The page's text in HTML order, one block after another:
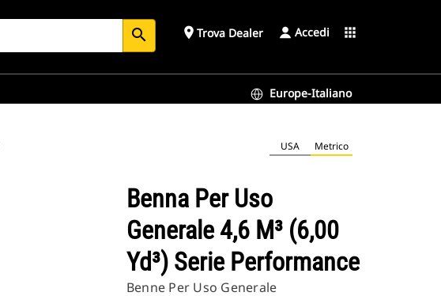
search place Trova Dealer Accedi apps
Europe-Italiano
USA Metrico
Benna Per Uso
Generale 4,6 M³ (6,00
Yd³) Serie Performance
Benne Per Uso Generale